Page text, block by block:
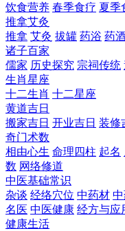
饮食营养 春季食疗 夏季
推拿艾灸
推拿 艾灸 拔罐 药浴 药
诸子百家
儒家 历史探究 宗祠传统
生肖星座
十二生肖 十二星座
黄道吉日
搬家吉日 开业吉日 装修
奇门术数
相由心生 命理四柱 起名
数 网络修道
中医基础常识
杂谈 经络穴位 中药材
名医 中医健康 经方与应
健康生活